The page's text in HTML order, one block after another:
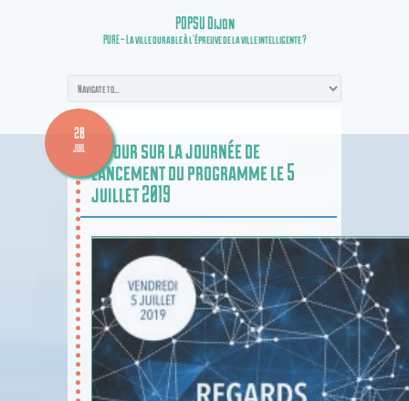
POPSU Dijon
PURE – La ville durable à l’épreuve de la ville intelligente ?
28
JUIL
Retour sur la journée de
lancement du programme le 5
juillet 2019